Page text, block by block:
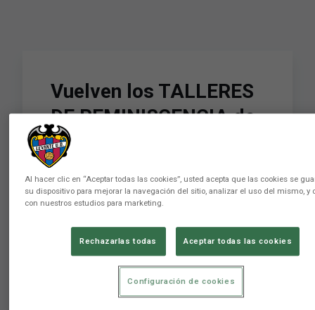
Vuelven los TALLERES
DE REMINISCENCIA de
la Asociación
Futbolistas Levante UD
https://www.youtube.com/channel/
fundado en 1909 en la ciudad de Valencia. 📲
Al hacer clic en “Aceptar todas las cookies”, usted acepta que las cookies se
su dispositivo para mejorar la navegación del sitio, analizar el uso del mismo, y
con nuestros estudios para marketing.
Rechazarlas todas Aceptar todas las cookies
Configuración de cookies